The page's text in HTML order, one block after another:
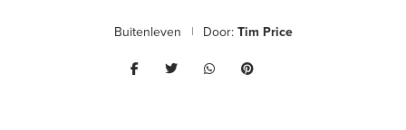
Buitenleven Door:Tim Price